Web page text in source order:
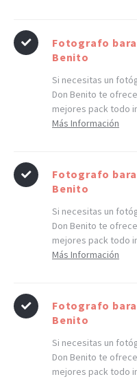
Fotografo
Benito
Si necesitas un
Don Benito te
mejores pack todo
Más Información
Fotografo
Benito
Si necesitas un
Don Benito te
mejores pack todo
Más Información
Fotografo
Benito
Si necesitas un
Don Benito te
mejores pack todo